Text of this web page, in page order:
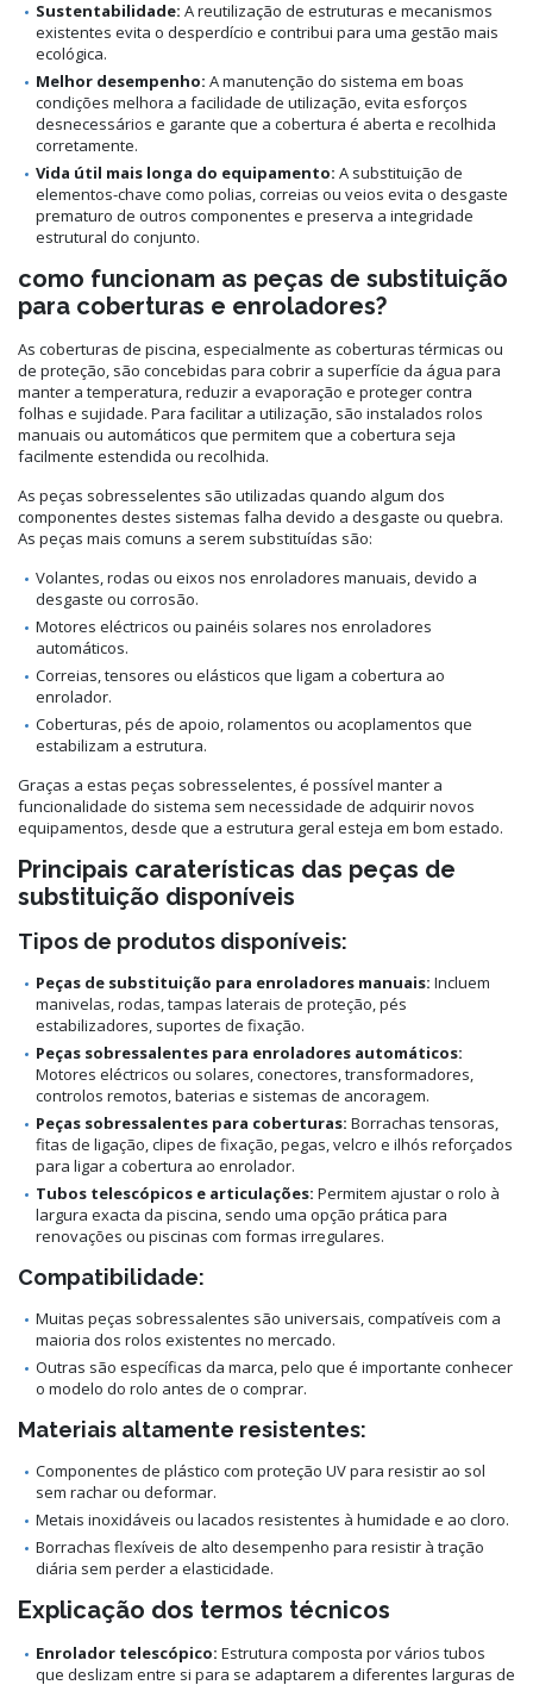
Sustentabilidade: A reutilização de estruturas e mecanismos
existentes evita o desperdício e contribui para uma gestão mais
ecológica.
Melhor desempenho: A manutenção do sistema em boas
condições melhora a facilidade de utilização, evita esforços
desnecessários e garante que a cobertura é aberta e recolhida
corretamente.
Vida útil mais longa do equipamento: A substituição de
elementos-chave como polias, correias ou veios evita o desgaste
prematuro de outros componentes e preserva a integridade
estrutural do conjunto.
como funcionam as peças de substituição
para coberturas e enroladores?
As coberturas de piscina, especialmente as coberturas térmicas ou
de proteção, são concebidas para cobrir a superfície da água para
manter a temperatura, reduzir a evaporação e proteger contra
folhas e sujidade. Para facilitar a utilização, são instalados rolos
manuais ou automáticos que permitem que a cobertura seja
facilmente estendida ou recolhida.
As peças sobresselentes são utilizadas quando algum dos
componentes destes sistemas falha devido a desgaste ou quebra.
As peças mais comuns a serem substituídas são:
Volantes, rodas ou eixos nos enroladores manuais, devido a
desgaste ou corrosão.
Motores eléctricos ou painéis solares nos enroladores
automáticos.
Correias, tensores ou elásticos que ligam a cobertura ao
enrolador.
Coberturas, pés de apoio, rolamentos ou acoplamentos que
estabilizam a estrutura.
Graças a estas peças sobresselentes, é possível manter a
funcionalidade do sistema sem necessidade de adquirir novos
equipamentos, desde que a estrutura geral esteja em bom estado.
Principais caraterísticas das peças de
substituição disponíveis
Tipos de produtos disponíveis:
Peças de substituição para enroladores manuais: Incluem
manivelas, rodas, tampas laterais de proteção, pés
estabilizadores, suportes de fixação.
Peças sobressalentes para enroladores automáticos:
Motores eléctricos ou solares, conectores, transformadores,
controlos remotos, baterias e sistemas de ancoragem.
Peças sobressalentes para coberturas: Borrachas tensoras,
fitas de ligação, clipes de fixação, pegas, velcro e ilhós reforçados
para ligar a cobertura ao enrolador.
Tubos telescópicos e articulações: Permitem ajustar o rolo à
largura exacta da piscina, sendo uma opção prática para
renovações ou piscinas com formas irregulares.
Compatibilidade:
Muitas peças sobressalentes são universais, compatíveis com a
maioria dos rolos existentes no mercado.
Outras são específicas da marca, pelo que é importante conhecer
o modelo do rolo antes de o comprar.
Materiais altamente resistentes:
Componentes de plástico com proteção UV para resistir ao sol
sem rachar ou deformar.
Metais inoxidáveis ou lacados resistentes à humidade e ao cloro.
Borrachas flexíveis de alto desempenho para resistir à tração
diária sem perder a elasticidade.
Explicação dos termos técnicos
Enrolador telescópico: Estrutura composta por vários tubos
que deslizam entre si para se adaptarem a diferentes larguras de